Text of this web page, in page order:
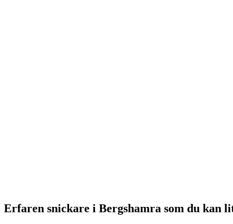
Erfaren snickare i Bergshamra som du kan